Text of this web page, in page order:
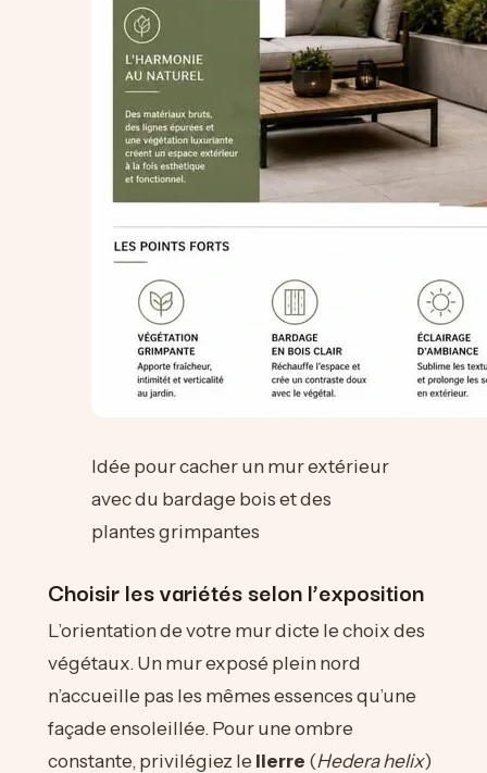
Idée pour cacher un mur extérieur
avec du bardage bois et des
plantes grimpantes
Choisir les variétés selon l’exposition
L’orientation de votre mur dicte le choix des
végétaux. Un mur exposé plein nord
n’accueille pas les mêmes essences qu’une
façade ensoleillée. Pour une ombre
constante, privilégiez le lierre (Hedera helix)